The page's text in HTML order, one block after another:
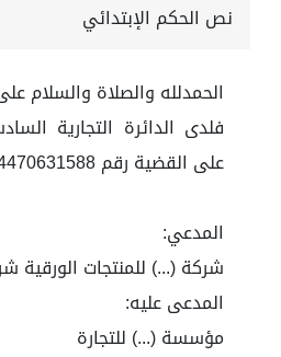
نص الحكم الإبتدائي
الحمدلله والصلاة والسلام
فلدى الدائرة التجارية
على القضية رقم 4470631588 لعام 1444 هـ
المدعي:
شركة (...) للمنتجات
المدعى عليه:
مؤسسة (...) للتجارة